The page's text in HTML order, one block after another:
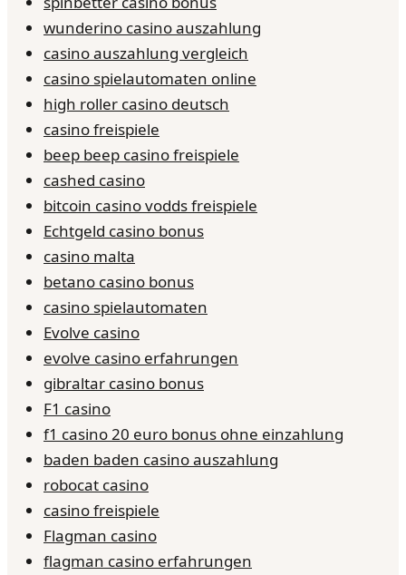
wunderino casino auszahlung
casino auszahlung vergleich
casino spielautomaten online
high roller casino deutsch
casino freispiele
beep beep casino freispiele
cashed casino
bitcoin casino vodds freispiele
Echtgeld casino bonus
casino malta
betano casino bonus
casino spielautomaten
Evolve casino
evolve casino erfahrungen
gibraltar casino bonus
F1 casino
f1 casino 20 euro bonus ohne einzahlung
baden baden casino auszahlung
robocat casino
casino freispiele
Flagman casino
flagman casino erfahrungen